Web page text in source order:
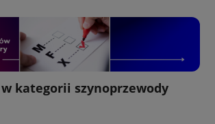
kategorii szynoprzewody